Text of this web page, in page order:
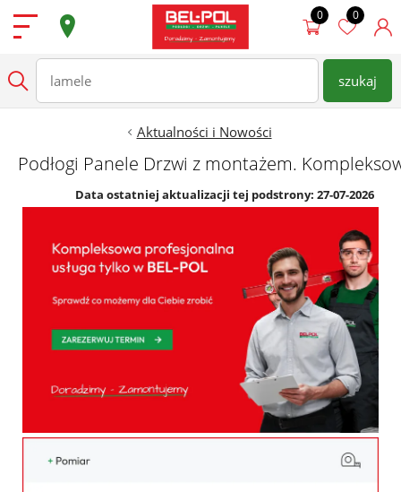
Ściany
Dostępne od ręki
Super Oferty
Sklepy
Zamów Pomiar
Strefa architekta
Deweloperzy
Szukaj wpisz nazwę produktuszukaj
Aktualności i Nowości
Podłogi Panele Drzwi z montażem.
Data ostatniej aktualizacji tej podstrony: 27-07-2026